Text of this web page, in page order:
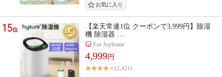
15位
【楽天常連1位 クーポンで3,999円】除湿
機 除湿器 …
For Joyhome
4,999円
(2,421)